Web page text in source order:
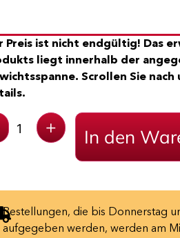
Preis ist nicht endgültig! Das
liegt innerhalb der
Scrollen Sie
+ In den
Bestellungen, die bis Donnerstag
aufgegeben werden, werden am